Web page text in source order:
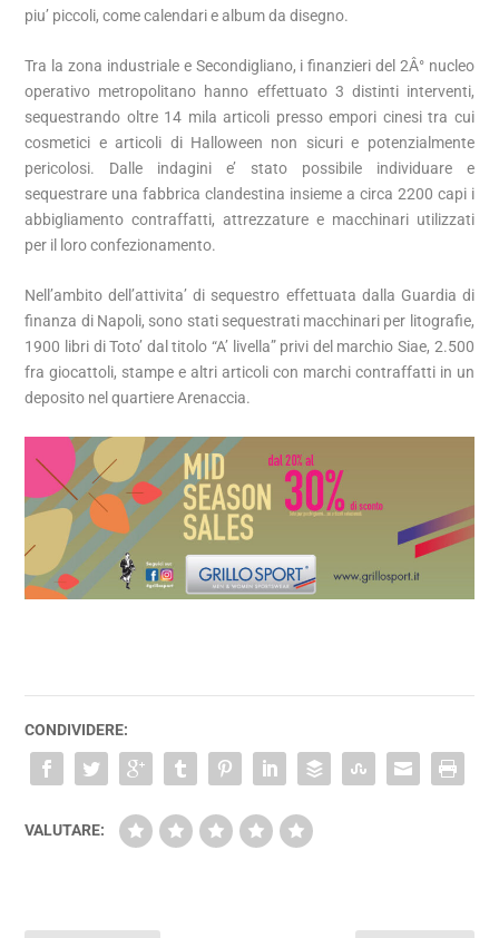
piu’ piccoli, come calendari e album da disegno.
Tra la zona industriale e Secondigliano, i finanzieri del 2Â° nucleo
operativo metropolitano hanno effettuato 3 distinti interventi,
sequestrando oltre 14 mila articoli presso empori cinesi tra cui
cosmetici e articoli di Halloween non sicuri e potenzialmente
pericolosi. Dalle indagini e’ stato possibile individuare e
sequestrare una fabbrica clandestina insieme a circa 2200 capi i
abbigliamento contraffatti, attrezzature e macchinari utilizzati
per il loro confezionamento.
Nell’ambito dell’attivita’ di sequestro effettuata dalla Guardia di
finanza di Napoli, sono stati sequestrati macchinari per litografie,
1900 libri di Toto’ dal titolo “A’ livella” privi del marchio Siae, 2.500
fra giocattoli, stampe e altri articoli con marchi contraffatti in un
deposito nel quartiere Arenaccia.
CONDIVIDERE:
VALUTARE: